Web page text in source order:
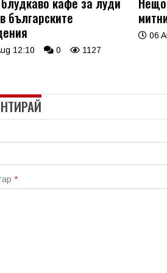
българските
12:10 0 1127
06
*